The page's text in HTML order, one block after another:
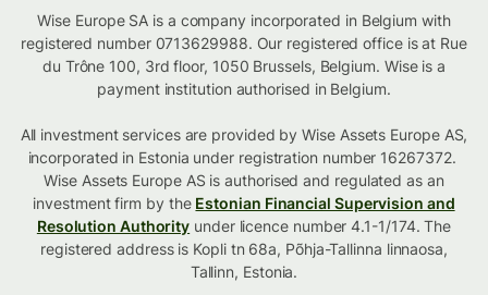
Wise Europe SA is a company incorporated in Belgium with
registered number 0713629988. Our registered office is at Rue
du Trône 100, 3rd floor, 1050 Brussels, Belgium. Wise is a
payment institution authorised in Belgium.
All investment services are provided by Wise Assets Europe AS,
incorporated in Estonia under registration number 16267372.
Wise Assets Europe AS is authorised and regulated as an
investment firm by the Estonian Financial Supervision and
Resolution Authority under licence number 4.1-1/174. The
registered address is Kopli tn 68a, Põhja-Tallinna linnaosa,
Tallinn, Estonia.